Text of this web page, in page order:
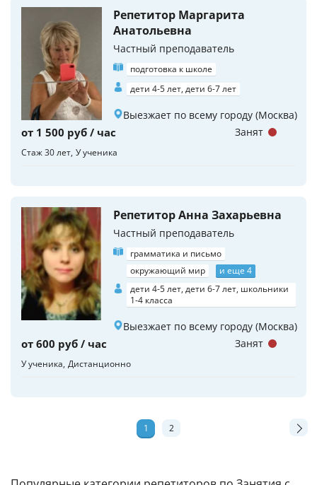
Репетитор Маргарита
Анатольевна
Частный преподаватель
подготовка к школе
дети 4-5 лет, дети 6-7 лет
Выезжает по всему городу (Москва)
от 1 500 руб / час
Стаж 30 лет У ученика
Занят
Репетитор Анна Захарьевна
Частный преподаватель
грамматика и письмо
окружающий мир
и еще 4
дети 4-5 лет, дети 6-7 лет, школьники
1-4 класса
Выезжает по всему городу (Москва)
от 600 руб / час
У ученика Дистанционно
Занят
1 2